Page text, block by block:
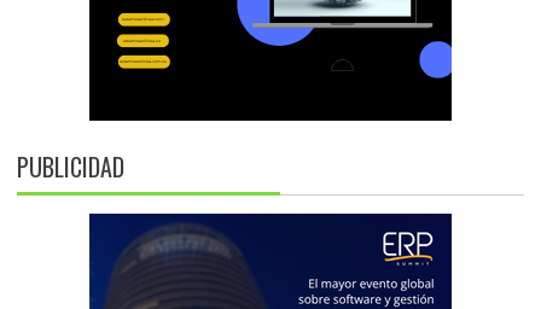
PUBLICIDAD